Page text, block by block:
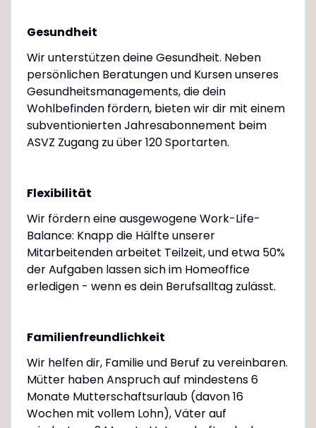
Gesundheit
Wir unterstützen deine Gesundheit. Neben
persönlichen Beratungen und Kursen unseres
Gesundheitsmanagements, die dein
Wohlbefinden fördern, bieten wir dir mit einem
subventionierten Jahresabonnement beim
ASVZ Zugang zu über 120 Sportarten.
Flexibilität
Wir fördern eine ausgewogene Work-Life-
Balance: Knapp die Hälfte unserer
Mitarbeitenden arbeitet Teilzeit, und etwa 50%
der Aufgaben lassen sich im Homeoffice
erledigen - wenn es dein Berufsalltag zulässt.
Familienfreundlichkeit
Wir helfen dir, Familie und Beruf zu vereinbaren.
Mütter haben Anspruch auf mindestens 6
Monate Mutterschaftsurlaub (davon 16
Wochen mit vollem Lohn), Väter auf